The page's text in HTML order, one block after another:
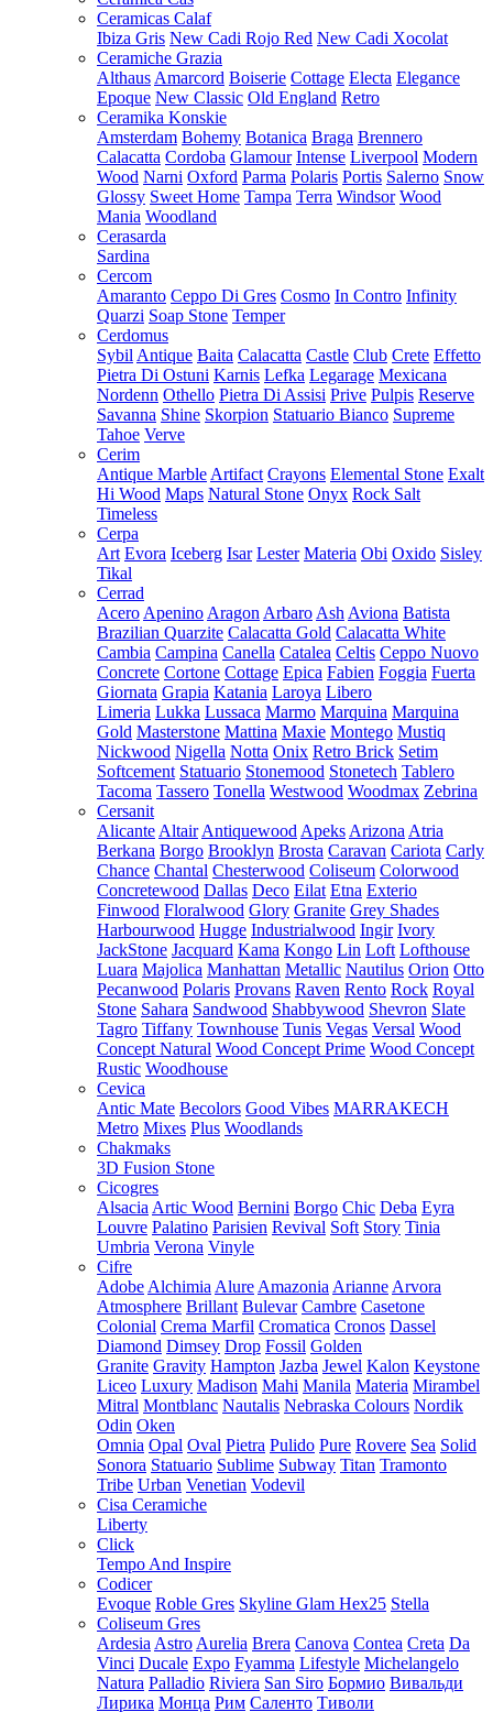
Ceramicas Calaf
Ibiza Gris New Cadi Rojo Red New Cadi Xocolat
Ceramiche Grazia
Althaus Amarcord Boiserie Cottage Electa Elegance
Epoque New Classic Old England Retro
Ceramika Konskie
Amsterdam Bohemy Botanica Braga Brennero
Calacatta Cordoba Glamour Intense Liverpool Modern
Wood Narni Oxford Parma Polaris Portis Salerno Snow
Glossy Sweet Home Tampa Terra Windsor Wood
Mania Woodland
Cerasarda
Sardina
Cercom
Amaranto Ceppo Di Gres Cosmo In Contro Infinity
Quarzi Soap Stone Temper
Cerdomus
Sybil Antique Baita Calacatta Castle Club Crete Effetto
Pietra Di Ostuni Karnis Lefka Legarage Mexicana
Nordenn Othello Pietra Di Assisi Prive Pulpis Reserve
Savanna Shine Skorpion Statuario Bianco Supreme
Tahoe Verve
Cerim
Antique Marble Artifact Crayons Elemental Stone Exalt
Hi Wood Maps Natural Stone Onyx Rock Salt
Timeless
Cerpa
Art Evora Iceberg Isar Lester Materia Obi Oxido Sisley
Tikal
Cerrad
Acero Apenino Aragon Arbaro Ash Aviona Batista
Brazilian Quarzite Calacatta Gold Calacatta White
Cambia Campina Canella Catalea Celtis Ceppo Nuovo
Concrete Cortone Cottage Epica Fabien Foggia Fuerta
Giornata Grapia Katania Laroya Libero
Limeria Lukka Lussaca Marmo Marquina Marquina
Gold Masterstone Mattina Maxie Montego Mustiq
Nickwood Nigella Notta Onix Retro Brick Setim
Softcement Statuario Stonemood Stonetech Tablero
Tacoma Tassero Tonella Westwood Woodmax Zebrina
Cersanit
Alicante Altair Antiquewood Apeks Arizona Atria
Berkana Borgo Brooklyn Brosta Caravan Cariota Carly
Chance Chantal Chesterwood Coliseum Colorwood
Concretewood Dallas Deco Eilat Etna Exterio
Finwood Floralwood Glory Granite Grey Shades
Harbourwood Hugge Industrialwood Ingir Ivory
JackStone Jacquard Kama Kongo Lin Loft Lofthouse
Luara Majolica Manhattan Metallic Nautilus Orion Otto
Pecanwood Polaris Provans Raven Rento Rock Royal
Stone Sahara Sandwood Shabbywood Shevron Slate
Tagro Tiffany Townhouse Tunis Vegas Versal Wood
Concept Natural Wood Concept Prime Wood Concept
Rustic Woodhouse
Cevica
Antic Mate Becolors Good Vibes MARRAKECH
Metro Mixes Plus Woodlands
Chakmaks
3D Fusion Stone
Cicogres
Alsacia Artic Wood Bernini Borgo Chic Deba Eyra
Louvre Palatino Parisien Revival Soft Story Tinia
Umbria Verona Vinyle
Cifre
Adobe Alchimia Alure Amazonia Arianne Arvora
Atmosphere Brillant Bulevar Cambre Casetone
Colonial Crema Marfil Cromatica Cronos Dassel
Diamond Dimsey Drop Fossil Golden
Granite Gravity Hampton Jazba Jewel Kalon Keystone
Liceo Luxury Madison Mahi Manila Materia Mirambel
Mitral Montblanc Nautalis Nebraska Colours Nordik
Odin Oken
Omnia Opal Oval Pietra Pulido Pure Rovere Sea Solid
Sonora Statuario Sublime Subway Titan Tramonto
Tribe Urban Venetian Vodevil
Cisa Ceramiche
Liberty
Click
Tempo And Inspire
Codicer
Evoque Roble Gres Skyline Glam Hex25 Stella
Coliseum Gres
Ardesia Astro Aurelia Brera Canova Contea Creta Da
Vinci Ducale Expo Fyamma Lifestyle Michelangelo
Natura Palladio Riviera San Siro Бормио Вивальди
Лирика Монца Рим Саленто Тиволи